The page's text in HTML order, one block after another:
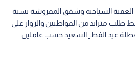
السياحية وشقق المفروشة نسبة
100 % وسط طلب متزايد من المواطنين والزوار على
عيد الفطر السعيد حسب عاملين